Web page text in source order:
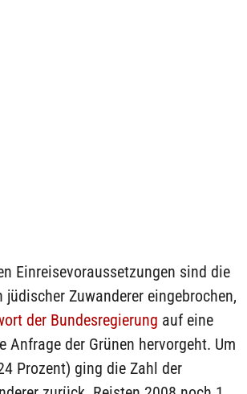
Einreisevoraussetzungen sind die
Zuwanderer eingebrochen,
der Bundesregierung auf eine
Anfrage der Grünen hervorgeht. Um
Prozent) ging die Zahl der